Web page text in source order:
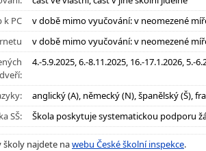
k PC
v době mimo vyučování: v neomezené
v době mimo vyučování: v neomezené
dveří:
4.-5.9.2025, 6.-8.11.2025, 16.-17.1.2026, 5.-
anglický (A), německý (N), španělský (Š),
SŠ:
Škola poskytuje systematickou podporu
školy najdete nawebu České školní inspekce.